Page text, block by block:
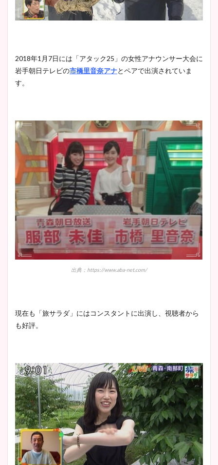
2018年1月7日には「アタック25」の女性アナウンサー大会に
岩手朝日テレビの市橋里音奈アナとペアで出演されていま
す。
出典：https://www.aba-net.com/
現在も「旅サラダ」にはコンスタントに出演し、視聴者から
も好評。